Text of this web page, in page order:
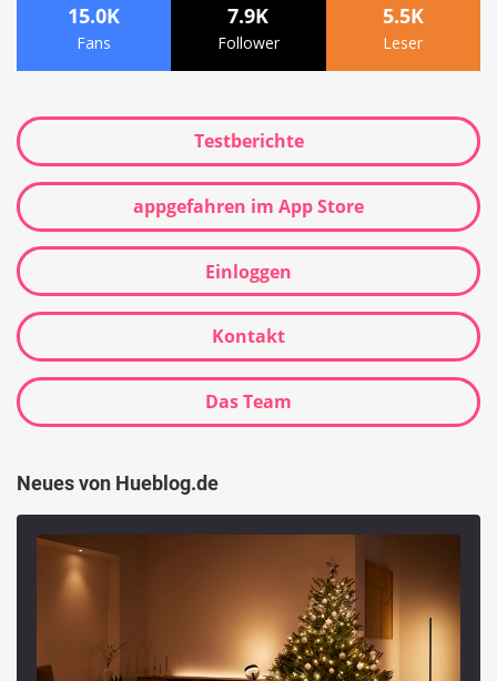
15.0K
Fans
7.9K
Follower
5.5K
Leser
Testberichte
appgefahren im App Store
Einloggen
Kontakt
Das Team
Neues von Hueblog.de